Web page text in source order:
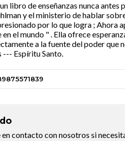
libro de enseñanzas nunca antes
y el ministerio de hablar
por lo que logra ; Ahora
en el mundo " . Ella ofrece
a la fuente del poder que
--- Espíritu Santo.
en contacto con nosotros si